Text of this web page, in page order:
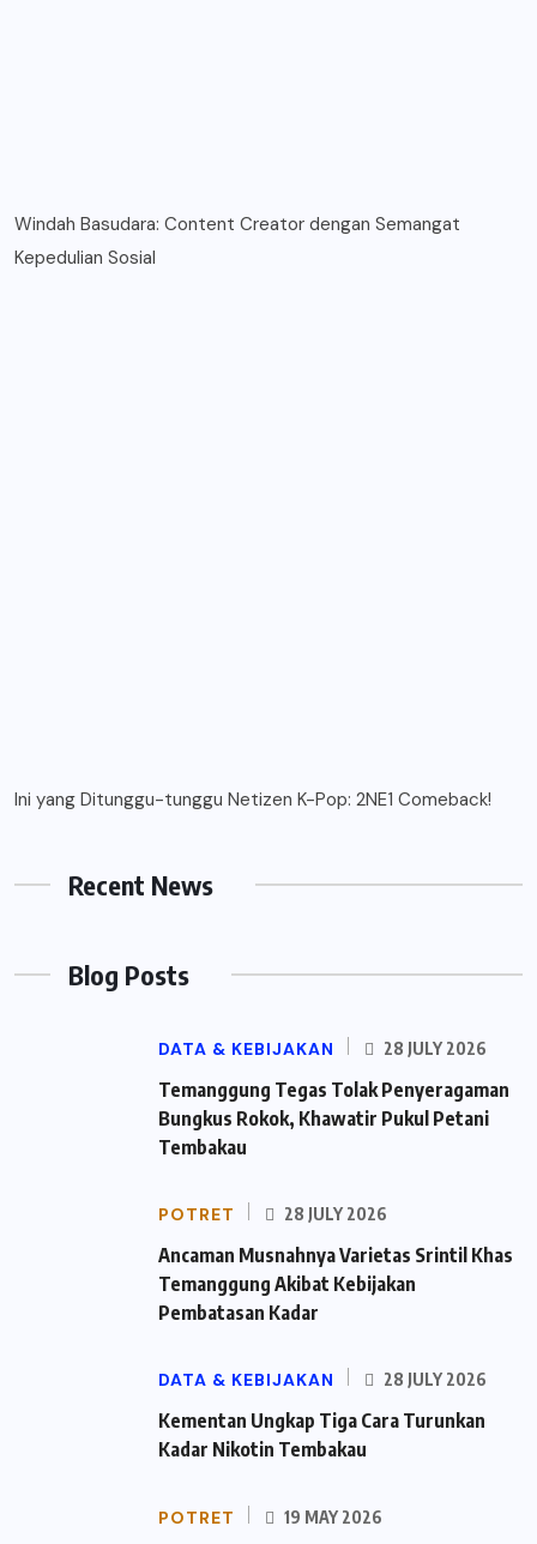
Windah Basudara: Content Creator dengan Semangat
Kepedulian Sosial
Ini yang Ditunggu-tunggu Netizen K-Pop: 2NE1 Comeback!
Recent News
Blog Posts
DATA & KEBIJAKAN 28 JULY 2026
Temanggung Tegas Tolak Penyeragaman
Bungkus Rokok, Khawatir Pukul Petani
Tembakau
POTRET 28 JULY 2026
Ancaman Musnahnya Varietas Srintil Khas
Temanggung Akibat Kebijakan
Pembatasan Kadar
DATA & KEBIJAKAN 28 JULY 2026
Kementan Ungkap Tiga Cara Turunkan
Kadar Nikotin Tembakau
POTRET 19 MAY 2026